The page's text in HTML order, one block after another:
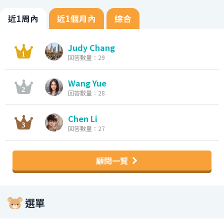
近1周內 近1個月內 綜合
Judy Chang
回答數量：29
Wang Yue
回答數量：28
Chen Li
回答數量：27
顧問一覽
選單